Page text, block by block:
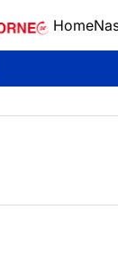
Home
Ooh